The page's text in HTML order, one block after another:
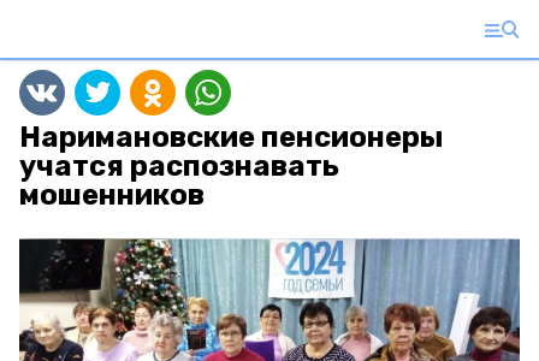
Наримановские пенсионеры
учатся распознавать
мошенников